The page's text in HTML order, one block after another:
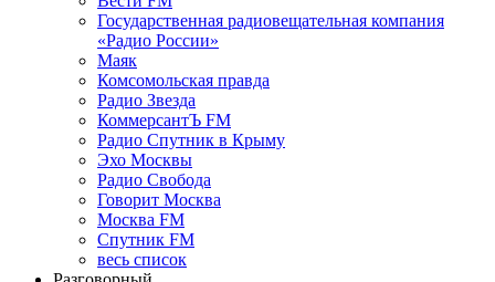
Государственная радиовещательная компания
«Радио России»
Маяк
Комсомольская правда
Радио Звезда
КоммерсантЪ FM
Радио Спутник в Крыму
Эхо Москвы
Радио Свобода
Говорит Москва
Москва FM
Спутник FM
весь список